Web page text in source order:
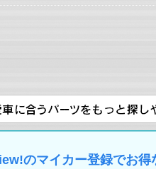
のマイカー登録でお得